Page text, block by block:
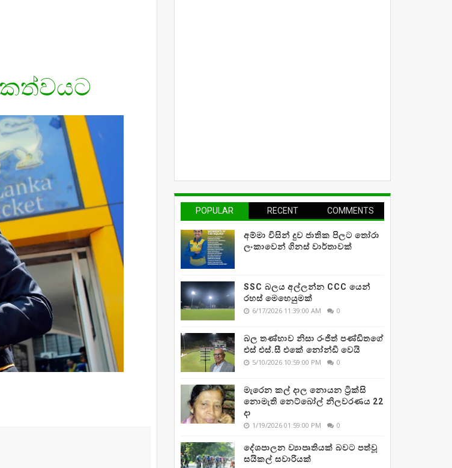
POPULAR RECENT COMMENTS
අම්මා විසින් දුව ජාතික පිලට තෝරා
ලංකාවෙන් ගිනස් වාර්තාවක්
SSC බලය අල්ලන්න CCC යෙන්
රහස් මෙහෙයුමක්
6/17/2026 11:39:00 AM 0
බල තණ්හාව නිසා රංජිත් පණ්ඩිතගේ
එස් එස්.සී එකේ නෝන්ඩි වෙයි
5/10/2026 10:59:00 PM 0
මැරෙන කල් දාල නොයන ට්‍රික්සි
නොමැති නෙට්බෝල් නිලවරණය 22
දා
1/19/2026 01:59:00 PM 0
දේශපාලන ව්‍යාපෘතියක් බවට පත්වූ
සයිකල් සවාරියක්